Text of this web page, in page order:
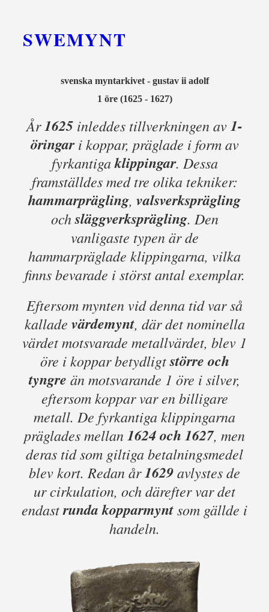
SWEMYNT
svenska myntarkivet - gustav ii adolf
1 öre (1625 - 1627)
År1625 inleddes tillverkningen av1-
öringari koppar, präglade i form av
fyrkantigaklippingar. Dessa
framställdes med tre olika tekniker:
hammarprägling, valsverksprägling
ochsläggverksprägling. Den
vanligaste typen är de
hammarpräglade klippingarna, vilka
finns bevarade i störst antal exemplar.
Eftersom mynten vid denna tid var så
kallade värdemynt, där det nominella
värdet motsvarade metallvärdet, blev 1
öre i koppar betydligtstörre och
tyngre än motsvarande 1 öre i silver,
eftersom koppar var en billigare
metall. De fyrkantiga klippingarna
präglades mellan1624 och 1627, men
deras tid som giltiga betalningsmedel
blev kort. Redan år1629avlystes de
ur cirkulation, och därefter var det
endastrunda kopparmyntsom gällde i
handeln.